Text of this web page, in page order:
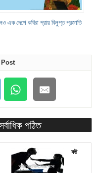
এক দেশে কবিরা প্রায় বিলুপ্ত প্রজাতি
পঠিত
বউ